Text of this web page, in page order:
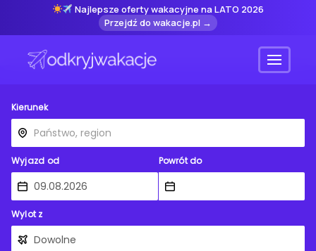
Najlepsze oferty wakacyjne na LATO 2026
Przejdź do wakacje.pl →
Menu
Kierunek
Wyjazd od Powrót do
Wylot z